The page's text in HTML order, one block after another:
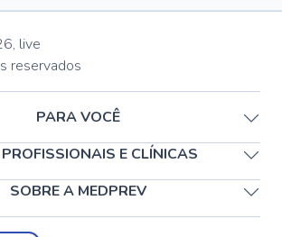
, live
reservados
PARA VOCÊ
E CLÍNICAS
SOBRE A MEDPREV